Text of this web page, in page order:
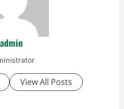
admin
View All Posts